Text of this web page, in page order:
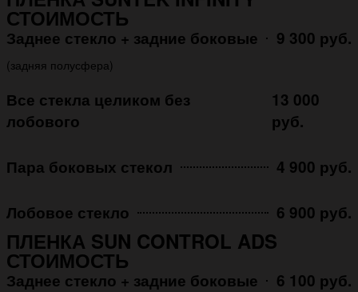
СТОИМОСТЬ
Заднее стекло + задние боковые 9 300 руб.
(задняя полусфера)
Все стекла целиком без
лобового
13 000
руб.
Пара боковых стекол 4 900 руб.
Лобовое стекло 6 900 руб.
ПЛЕНКА SUN CONTROL ADS
СТОИМОСТЬ
Заднее стекло + задние боковые 6 100 руб.